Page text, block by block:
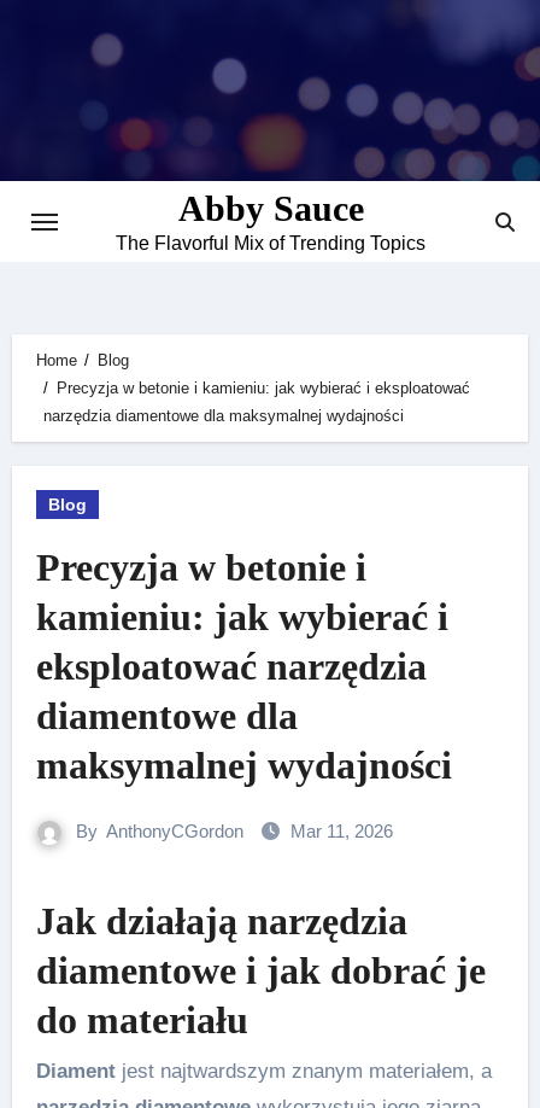
Abby Sauce
The Flavorful Mix of Trending Topics
Home
Blog
Precyzja w betonie i kamieniu: jak wybierać i eksploatować
narzędzia diamentowe dla maksymalnej wydajności
Blog
Precyzja w betonie i
kamieniu: jak wybierać i
eksploatować narzędzia
diamentowe dla
maksymalnej wydajności
By AnthonyCGordon Mar 11, 2026
Jak działają narzędzia
diamentowe i jak dobrać je
do materiału
Diamentjest najtwardszym znanym materiałem, a